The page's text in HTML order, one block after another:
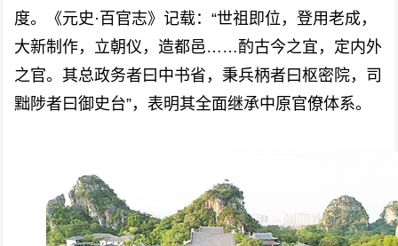
度。《元史·百官志》记载：“世祖即位，登用老成，
大新制作，立朝仪，造都邑……酌古今之宜，定内外
之官。其总政务者曰中书省，秉兵柄者曰枢密院，司
黜陟者曰御史台”，表明其全面继承中原官僚体系。